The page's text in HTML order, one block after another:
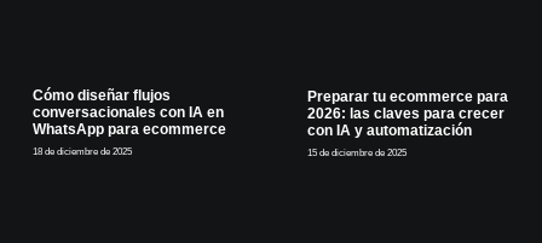
Cómo diseñar flujos
conversacionales con IA en
WhatsApp para ecommerce
18 de diciembre de 2025
Preparar tu ecommerce para
2026: las claves para crecer
con IA y automatización
15 de diciembre de 2025